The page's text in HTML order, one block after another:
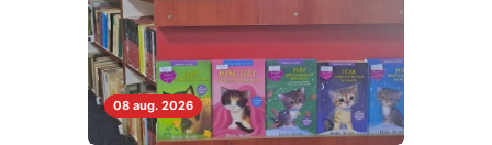
08 aug. 2026